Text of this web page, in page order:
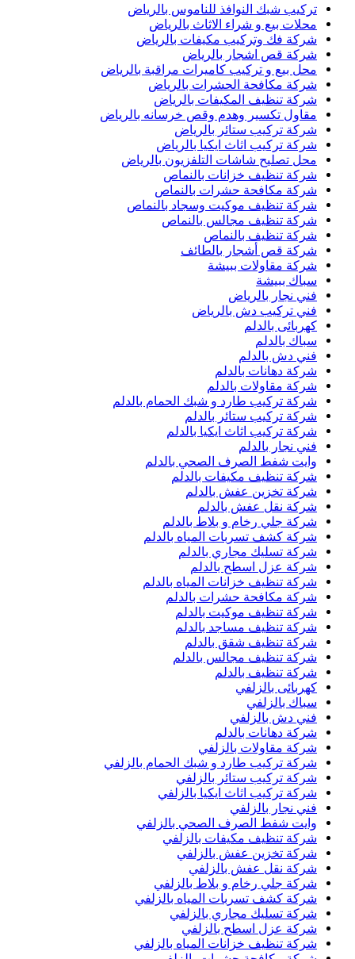
تركيب شبك النوافذ للناموس بالرياض
محلات بيع و شراء الاثاث بالرياض
شركة فك وتركيب مكيفات بالرياض
شركة قص اشجار بالرياض
محل بيع و تركيب كاميرات مراقبة بالرياض
شركة مكافحة الحشرات بالرياض
شركة تنظيف المكيفات بالرياض
مقاول تكسير وهدم وقص خرسانه بالرياض
شركة تركيب ستائر بالرياض
شركة تركيب اثاث ايكيا بالرياض
محل تصليح شاشات التلفزيون بالرياض
شركة تنظيف خزانات بالنماص
شركة مكافحة حشرات بالنماص
شركة تنظيف موكيت وسجاد بالنماص
شركة تنظيف مجالس بالنماص
شركة تنظيف بالنماص
شركة قص أشجار بالطائف
شركة مقاولات ببيشة
سباك ببيشة
فني نجار بالرياض
فني تركيب دش بالرياض
كهربائى بالدلم
سباك بالدلم
فني دش بالدلم
شركة دهانات بالدلم
شركة مقاولات بالدلم
شركة تركيب طارد و شبك الحمام بالدلم
شركة تركيب ستائر بالدلم
شركة تركيب اثاث ايكيا بالدلم
فني نجار بالدلم
وايت شفط الصرف الصحي بالدلم
شركة تنظيف مكيفات بالدلم
شركة تخزين عفش بالدلم
شركة نقل عفش بالدلم
شركة جلي رخام و بلاط بالدلم
شركة كشف تسربات المياه بالدلم
شركة تسليك مجاري بالدلم
شركة عزل اسطح بالدلم
شركة تنظيف خزانات المياه بالدلم
شركة مكافحة حشرات بالدلم
شركة تنظيف موكيت بالدلم
شركة تنظيف مساجد بالدلم
شركة تنظيف شقق بالدلم
شركة تنظيف مجالس بالدلم
شركة تنظيف بالدلم
كهربائى بالزلفي
سباك بالزلفي
فني دش بالزلفي
شركة دهانات بالدلم
شركة مقاولات بالزلفي
شركة تركيب طارد و شبك الحمام بالزلفي
شركة تركيب ستائر بالزلفي
شركة تركيب اثاث ايكيا بالزلفي
فني نجار بالزلفي
وايت شفط الصرف الصحي بالزلفي
شركة تنظيف مكيفات بالزلفي
شركة تخزين عفش بالزلفي
شركة نقل عفش بالزلفي
شركة جلي رخام و بلاط بالزلفي
شركة كشف تسربات المياه بالزلفي
شركة تسليك مجاري بالزلفي
شركة عزل اسطح بالزلفي
شركة تنظيف خزانات المياه بالزلفي